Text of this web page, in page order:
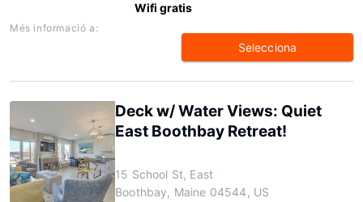
Wifi gratis
Més informació a:
Selecciona
Deck w/ Water Views: Quiet
East Boothbay Retreat!
15 School St, East
Boothbay, Maine 04544, US